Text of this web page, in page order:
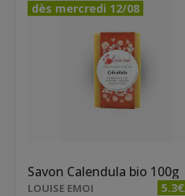
dès mercredi 12/08
Savon Calendula bio 100g
LOUISE EMOI